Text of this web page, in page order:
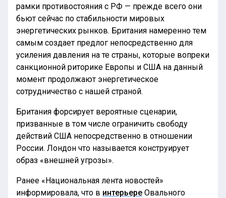
рамки противостояния с РФ — прежде всего они
бьют сейчас по стабильности мировых
энергетических рынков. Британия намеренно тем
самым создает предлог непосредственно для
усиления давления на те страны, которые вопреки
санкционной риторике Европы и США на данный
момент продолжают энергетическое
сотрудничество с нашей страной.
Британия форсирует вероятные сценарии,
призванные в том числе ограничить свободу
действий США непосредственно в отношении
России. Лондон что называется конструирует
образ «внешней угрозы».
Ранее «Национальная лента новостей»
информировала, что в интерьере Овального